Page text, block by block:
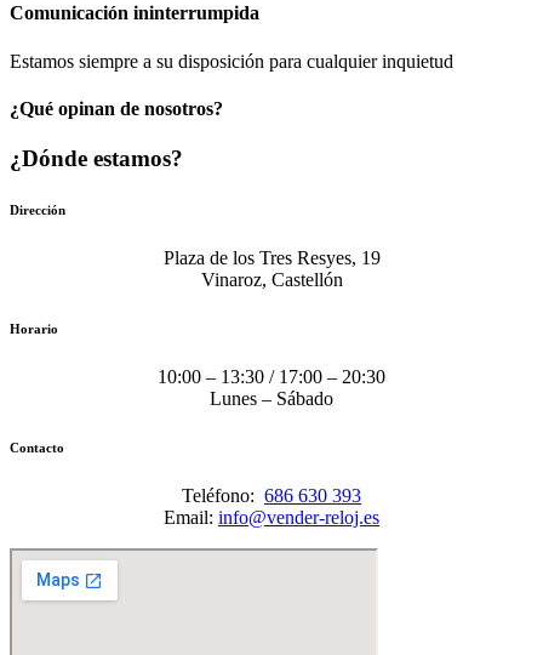
Comunicación​ ininterrumpida
Estamos siempre a su disposición para cualquier inquietud
¿Qué opinan de nosotros?
¿Dónde estamos?
Dirección
Plaza de los Tres Resyes, 19
Vinaroz, Castellón
Horario
10:00 – 13:30 / 17:00 – 20:30
Lunes – Sábado
Contacto
Teléfono: 686 630 393
Email: info@vender-reloj.es